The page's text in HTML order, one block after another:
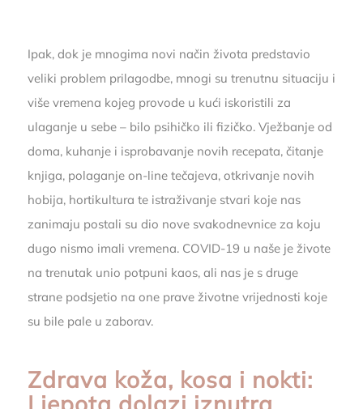
Ipak, dok je mnogima novi način života predstavio
veliki problem prilagodbe, mnogi su trenutnu situaciju i
više vremena kojeg provode u kući iskoristili za
ulaganje u sebe – bilo psihičko ili fizičko. Vježbanje od
doma, kuhanje i isprobavanje novih recepata, čitanje
knjiga, polaganje on-line tečajeva, otkrivanje novih
hobija, hortikultura te istraživanje stvari koje nas
zanimaju postali su dio nove svakodnevnice za koju
dugo nismo imali vremena. COVID-19 u naše je živote
na trenutak unio potpuni kaos, ali nas je s druge
strane podsjetio na one prave životne vrijednosti koje
su bile pale u zaborav.
Zdrava koža, kosa i nokti: